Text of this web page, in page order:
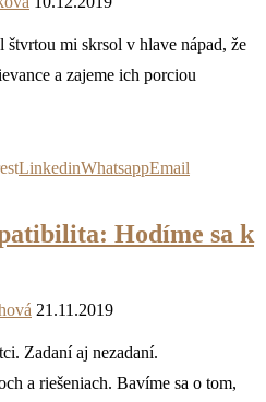
štvrtou mi skrsol v hlave nápad, že
a zajeme ich porciou
LinkedinWhatsappEmail
Hodíme sa k
21.11.2019
Zadaní aj nezadaní.
a riešeniach. Bavíme sa o tom,